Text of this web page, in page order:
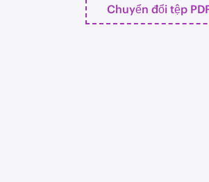
Chuyển đổi tệp